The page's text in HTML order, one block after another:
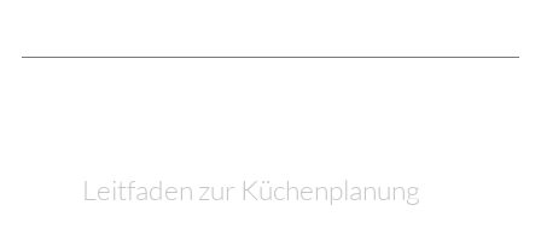
Leitfaden zur Küchenplanung